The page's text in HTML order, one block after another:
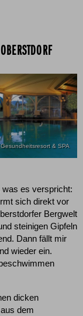
& SPA
was es verspricht:
sich direkt vor
Bergwelt
steinigen Gipfeln
Dann fällt mir
wieder ein.
dicken
dem